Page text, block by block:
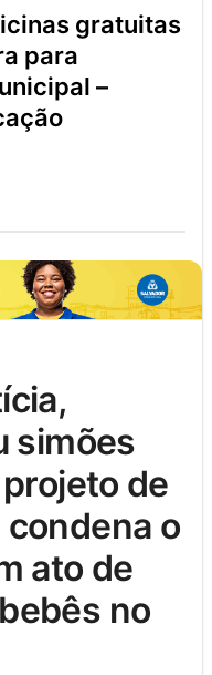
para
–
simões
de
o
ato de
no